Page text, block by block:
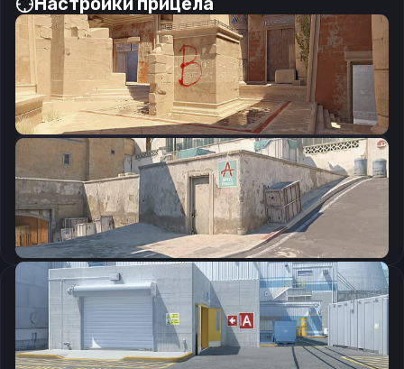
CSGO-85so2-ZWmCR-ztKUP-Sm3Y5-a3JzN
Скопировать
Настройки мыши
DPI:
400
Чувствительность мыши в игре:
1.5